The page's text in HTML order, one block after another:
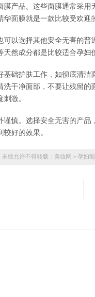
膜产品。这些面膜通常采
面膜就是一款比较受欢迎
可以选择其他安全无害的
然成分都是比较适合孕妇
基础护肤工作，如彻底清
洗干净面部，不要让残留
激。
谨慎。选择安全无害的产
好的效果。
未经允许不得转载： 美妆网 » 孕妇